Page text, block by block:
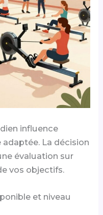
influence
La décision
évaluation sur
vos objectifs.
et niveau